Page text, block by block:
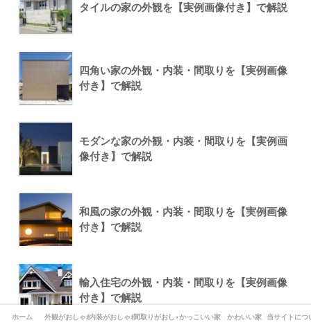
タイルの家の外観を【実例画像付き】で解説
四角い家の外観・内装・間取りを【実例画像
付き】で解説
モダンな家の外観・内装・間取りを【実例画
像付き】で解説
和風の家の外観・内装・間取りを【実例画像
付き】で解説
輸入住宅の外観・内装・間取りを【実例画像
付き】で解説
ホーム 外観がおしゃれな家内装がおしゃれな家間取りがおしゃれな家
かっこいい家 かわいい家 当サイトにつ